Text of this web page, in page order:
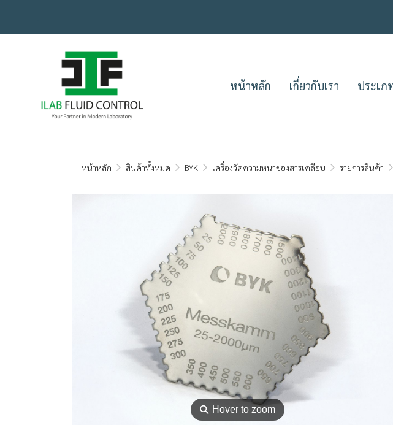
หน้าหลัก เกี่ยวกับเรา ประเภ
หน้าหลัก สินค้าทั้งหมด BYK เครื่องวัดความหนาของสารเคลือบ รายการสินค้า
⚲ Hover to zoom